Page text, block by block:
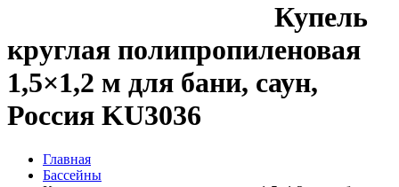
Купель
круглая полипропиленовая
1,5×1,2 м для бани, саун,
Россия KU3036
Главная
Бассейны